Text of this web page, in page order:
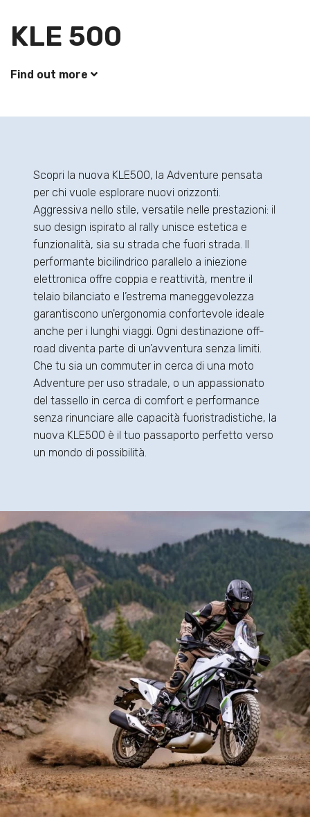
KLE 500
Find out more
Scopri la nuova KLE500, la Adventure pensata
per chi vuole esplorare nuovi orizzonti.
Aggressiva nello stile, versatile nelle prestazioni: il
suo design ispirato al rally unisce estetica e
funzionalità, sia su strada che fuori strada. Il
performante bicilindrico parallelo a iniezione
elettronica offre coppia e reattività, mentre il
telaio bilanciato e l’estrema maneggevolezza
garantiscono un'ergonomia confortevole ideale
anche per i lunghi viaggi. Ogni destinazione off-
road diventa parte di un’avventura senza limiti.
Che tu sia un commuter in cerca di una moto
Adventure per uso stradale, o un appassionato
del tassello in cerca di comfort e performance
senza rinunciare alle capacità fuoristradistiche, la
nuova KLE500 è il tuo passaporto perfetto verso
un mondo di possibilità.